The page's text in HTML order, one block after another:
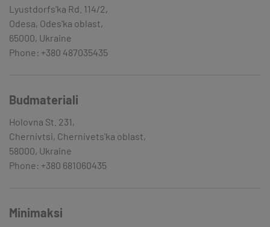
Lyustdorfs'ka Rd. 114/2,
Odesa, Odes'ka oblast,
65000, Ukraine
Phone: +380 487035435
Budmateriali
Holovna St. 231,
Chernivtsi, Chernivets'ka oblast,
58000, Ukraine
Phone: +380 681060435
Minimaksi